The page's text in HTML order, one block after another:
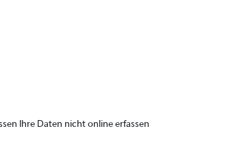
Ihre Daten nicht online erfassen